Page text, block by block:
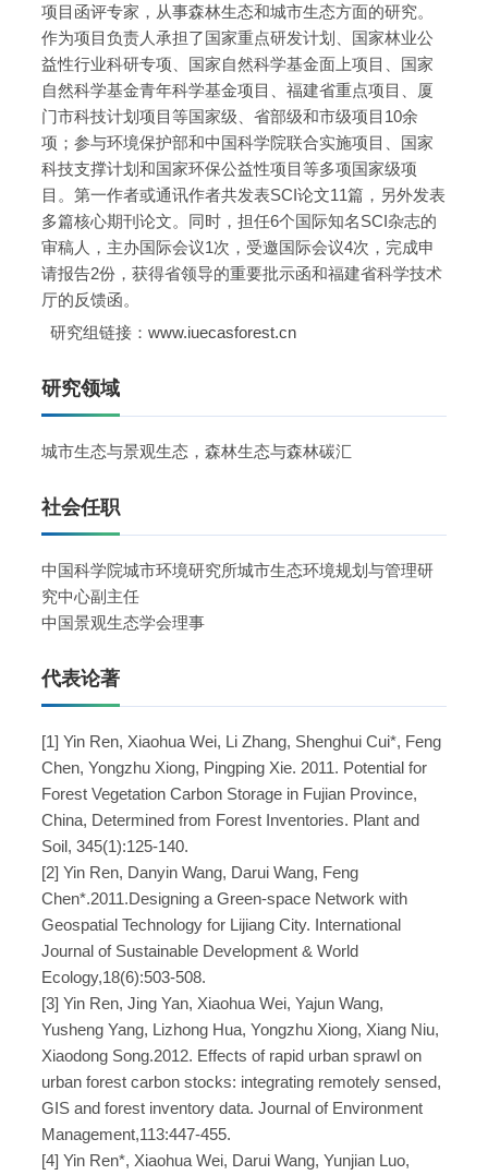
项目函评专家，从事森林生态和城市生态方面的研究。
作为项目负责人承担了国家重点研发计划、国家林业公
益性行业科研专项、国家自然科学基金面上项目、国家
自然科学基金青年科学基金项目、福建省重点项目、厦
门市科技计划项目等国家级、省部级和市级项目10余
项；参与环境保护部和中国科学院联合实施项目、国家
科技支撑计划和国家环保公益性项目等多项国家级项
目。第一作者或通讯作者共发表SCI论文11篇，另外发表
多篇核心期刊论文。同时，担任6个国际知名SCI杂志的
审稿人，主办国际会议1次，受邀国际会议4次，完成申
请报告2份，获得省领导的重要批示函和福建省科学技术
厅的反馈函。
研究组链接： www.iuecasforest.cn
研究领域
城市生态与景观生态，森林生态与森林碳汇
社会任职
中国科学院城市环境研究所城市生态环境规划与管理研
究中心副主任
中国景观生态学会理事
代表论著
[1] Yin Ren, Xiaohua Wei, Li Zhang, Shenghui Cui*, Feng
Chen, Yongzhu Xiong, Pingping Xie. 2011. Potential for
Forest Vegetation Carbon Storage in Fujian Province,
China, Determined from Forest Inventories. Plant and
Soil, 345(1):125-140.
[2] Yin Ren, Danyin Wang, Darui Wang, Feng
Chen*.2011.Designing a Green-space Network with
Geospatial Technology for Lijiang City. International
Journal of Sustainable Development & World
Ecology,18(6):503-508.
[3] Yin Ren, Jing Yan, Xiaohua Wei, Yajun Wang,
Yusheng Yang, Lizhong Hua, Yongzhu Xiong, Xiang Niu,
Xiaodong Song.2012. Effects of rapid urban sprawl on
urban forest carbon stocks: integrating remotely sensed,
GIS and forest inventory data. Journal of Environment
Management,113:447-455.
[4] Yin Ren*, Xiaohua Wei, Darui Wang, Yunjian Luo,